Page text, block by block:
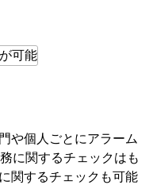
や個人ごとにアラーム
に関するチェックはも
関するチェックも可能